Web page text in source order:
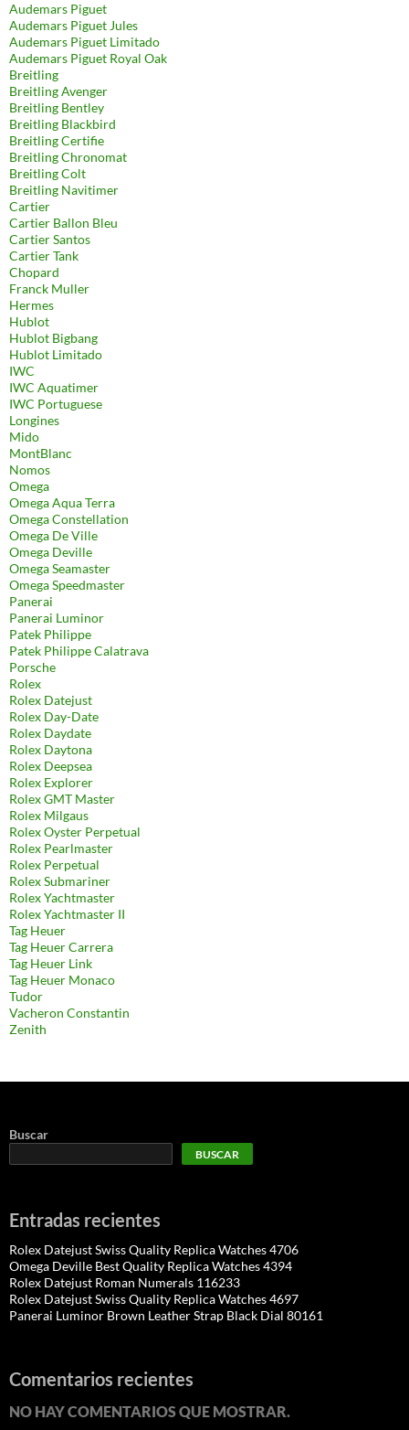
Audemars Piguet
Audemars Piguet Jules
Audemars Piguet Limitado
Audemars Piguet Royal Oak
Breitling
Breitling Avenger
Breitling Bentley
Breitling Blackbird
Breitling Certifie
Breitling Chronomat
Breitling Colt
Breitling Navitimer
Cartier
Cartier Ballon Bleu
Cartier Santos
Cartier Tank
Chopard
Franck Muller
Hermes
Hublot
Hublot Bigbang
Hublot Limitado
IWC
IWC Aquatimer
IWC Portuguese
Longines
Mido
MontBlanc
Nomos
Omega
Omega Aqua Terra
Omega Constellation
Omega De Ville
Omega Deville
Omega Seamaster
Omega Speedmaster
Panerai
Panerai Luminor
Patek Philippe
Patek Philippe Calatrava
Porsche
Rolex
Rolex Datejust
Rolex Day-Date
Rolex Daydate
Rolex Daytona
Rolex Deepsea
Rolex Explorer
Rolex GMT Master
Rolex Milgaus
Rolex Oyster Perpetual
Rolex Pearlmaster
Rolex Perpetual
Rolex Submariner
Rolex Yachtmaster
Rolex Yachtmaster II
Tag Heuer
Tag Heuer Carrera
Tag Heuer Link
Tag Heuer Monaco
Tudor
Vacheron Constantin
Zenith
Buscar
BUSCAR
Entradas recientes
Rolex Datejust Swiss Quality Replica Watches 4706
Omega Deville Best Quality Replica Watches 4394
Rolex Datejust Roman Numerals 116233
Rolex Datejust Swiss Quality Replica Watches 4697
Panerai Luminor Brown Leather Strap Black Dial 80161
Comentarios recientes
NO HAY COMENTARIOS QUE MOSTRAR.